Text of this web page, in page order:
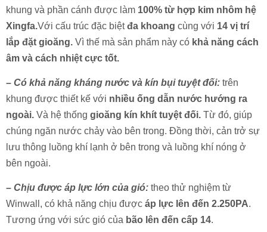
khung và phần cánh được làm 100% từ hợp kim nhôm hệ
Xingfa.Với cấu trúc đặc biệtđa khoang cùng với 14 vị trí
lắp đặt gioăng. Vì thế mà sản phẩm này có khả năng cách
âm và cách nhiệt cực tốt.
– Có khả năng kháng nước và kín bụi tuyệt đối: trên
khung được thiết kế với nhiều ống dẫn nước hướng ra
ngoài. Và hệ thống gioăng kín khít tuyệt đối. Từ đó, giúp
chúng ngăn nước chảy vào bên trong. Đồng thời, cản trở sự
lưu thông luồng khí lạnh ở bên trong và luồng khí nóng ở
bên ngoài.
– Chịu được áp lực lớn của gió: theo thử nghiệm từ
Winwall, có khả năng chịu được áp lực lên đến 2.250PA.
Tương ứng với sức gió của bão lên đến cấp 14.
CỬA ĐI MỞ QUAY 4 CÁNH GHÉP FIX RỜI HỞ NỀN HỆ 83 -
NHÔM MAXPRO.JP